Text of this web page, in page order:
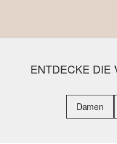
ENTDECKE DIE
Damen